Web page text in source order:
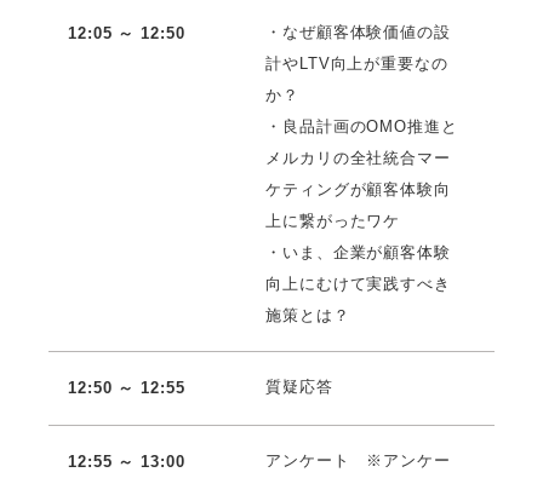
12:05 ～ 12:50
・なぜ顧客体験価値の設
計やLTV向上が重要なの
か？
・良品計画のOMO推進と
メルカリの全社統合マー
ケティングが顧客体験向
上に繋がったワケ
・いま、企業が顧客体験
向上にむけて実践すべき
施策とは？
12:50 ～ 12:55 質疑応答
12:55 ～ 13:00
アンケート ※アンケー